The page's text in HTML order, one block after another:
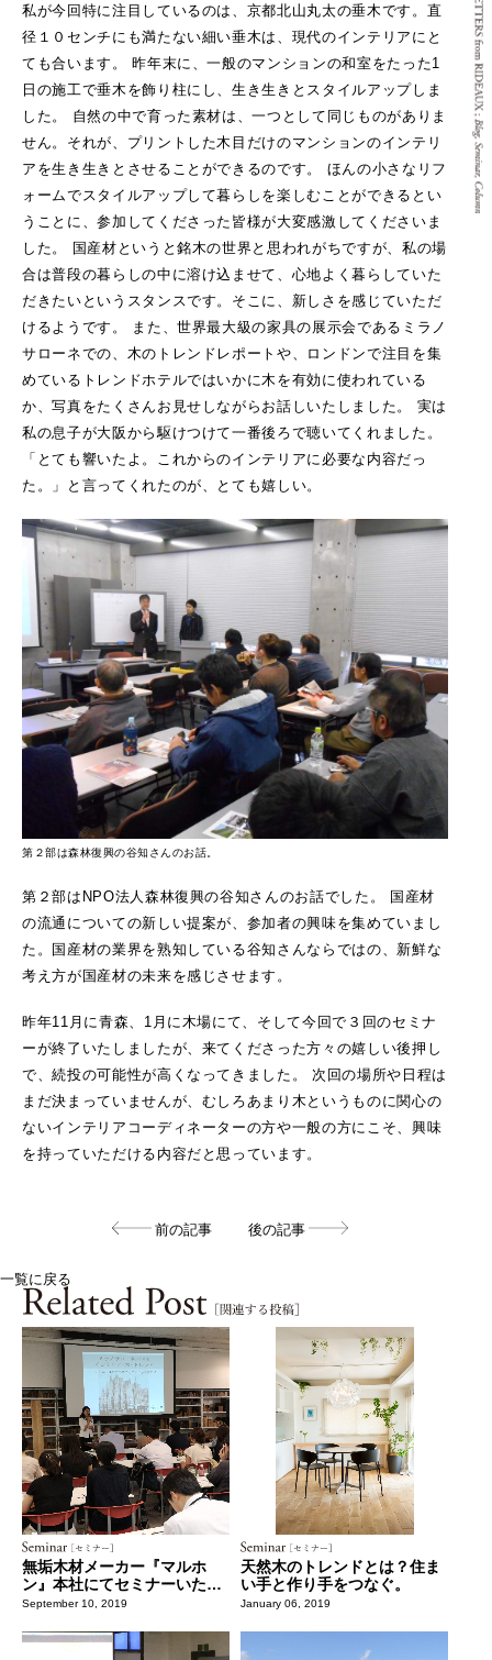
私が今回特に注目しているのは、京都北山丸太の垂木です。直
径１０センチにも満たない細い垂木は、現代のインテリアにと
ても合います。
昨年末に、一般のマンションの和室をたった1
日の施工で垂木を飾り柱にし、生き生きとスタイルアップしま
した。
自然の中で育った素材は、一つとして同じものがありま
せん。それが、プリントした木目だけのマンションのインテリ
アを生き生きとさせることができるのです。
ほんの小さなリフ
ォームでスタイルアップして暮らしを楽しむことができるとい
うことに、参加してくださった皆様が大変感激してくださいま
した。
国産材というと銘木の世界と思われがちですが、私の場
合は普段の暮らしの中に溶け込ませて、心地よく暮らしていた
だきたいというスタンスです。そこに、新しさを感じていただ
けるようです。
また、世界最大級の家具の展示会であるミラノ
サローネでの、木のトレンドレポートや、ロンドンで注目を集
めているトレンドホテルではいかに木を有効に使われている
か、写真をたくさんお見せしながらお話しいたしました。
実は
私の息子が大阪から駆けつけて一番後ろで聴いてくれました。
「とても響いたよ。これからのインテリアに必要な内容だっ
た。」と言ってくれたのが、とても嬉しい。
第２部は森林復興の谷知さんのお話。
第２部はNPO法人森林復興の谷知さんのお話でした。
国産材
の流通についての新しい提案が、参加者の興味を集めていまし
た。国産材の業界を熟知している谷知さんならではの、新鮮な
考え方が国産材の未来を感じさせます。
昨年11月に青森、1月に木場にて、そして今回で３回のセミナ
ーが終了いたしましたが、来てくださった方々の嬉しい後押し
で、続投の可能性が高くなってきました。
次回の場所や日程は
まだ決まっていませんが、むしろあまり木というものに関心の
ないインテリアコーディネーターの方や一般の方にこそ、興味
を持っていただける内容だと思っています。
前の記事 後の記事
一覧に戻る
無垢木材メーカー『マルホ
ン』本社にてセミナーいたし
ました。
September 10, 2019
天然木のトレンドとは？住ま
い手と作り手をつなぐ。
January 06, 2019